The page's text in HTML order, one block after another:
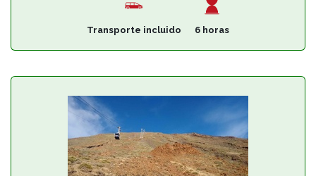
Transporte incluido 6 horas